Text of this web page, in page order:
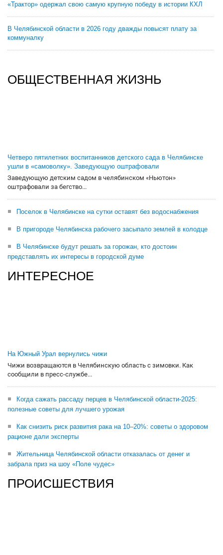
«Трактор» одержал свою самую крупную победу в истории КХЛ
В Челябинской области в 2026 году дважды повысят плату за
коммуналку
ОБЩЕСТВЕННАЯ ЖИЗНЬ
Четверо пятилетних воспитанников детского сада в Челябинске
ушли в «самоволку». Заведующую оштрафовали
Заведующую детским садом в челябинском «Ньютон»
оштрафовали за бегство...
Поселок в Челябинске на сутки оставят без водоснабжения
В пригороде Челябинска рабочего засыпало землей в колодце
В Челябинске будут решать за горожан, кто достоин
представлять их интересы в городской думе
ИНТЕРЕСНОЕ
На Южный Урал вернулись чижи
Чижи возвращаются в Челябинскую область с зимовки. Как
сообщили в пресс-службе...
Когда сажать рассаду перцев в Челябинской области-2025:
полезные советы для лучшего урожая
Как снизить риск развития рака на 10–20%: советы о здоровом
рационе дали эксперты
Жительница Челябинской области отказалась от денег и
забрала приз на шоу «Поле чудес»
ПРОИСШЕСТВИЯ